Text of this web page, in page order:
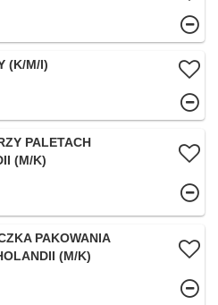
(K/M/I)
PALETACH
(M/K)
PAKOWANIA
(M/K)